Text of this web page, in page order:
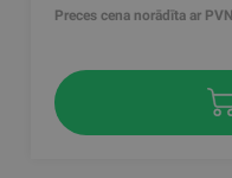
Preces cena norādīta ar PVN